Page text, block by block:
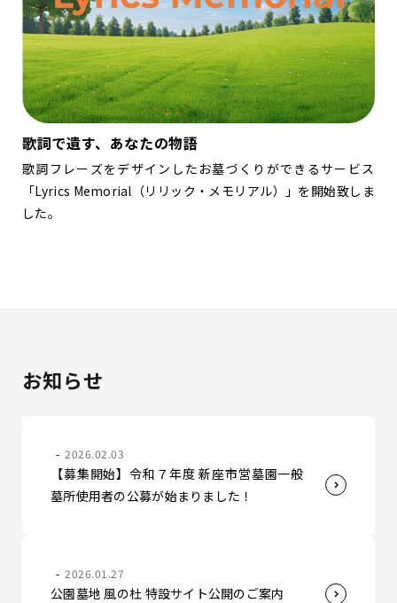
歌詞で遺す、あなたの物語
歌詞フレーズをデザインしたお墓づくりができるサービス
「Lyrics Memorial（リリック・メモリアル）」を開始致しま
した。
お知らせ
2026.02.03
【募集開始】令和７年度 新座市営墓園一般
墓所使用者の公募が始まりました！
2026.01.27
公園墓地 風の杜 特設サイト公開のご案内